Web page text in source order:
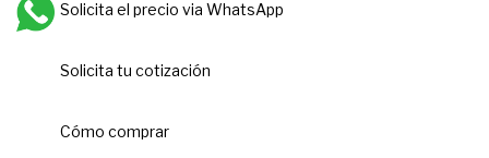
Solicita el precio via WhatsApp
Solicita tu cotización
Cómo comprar